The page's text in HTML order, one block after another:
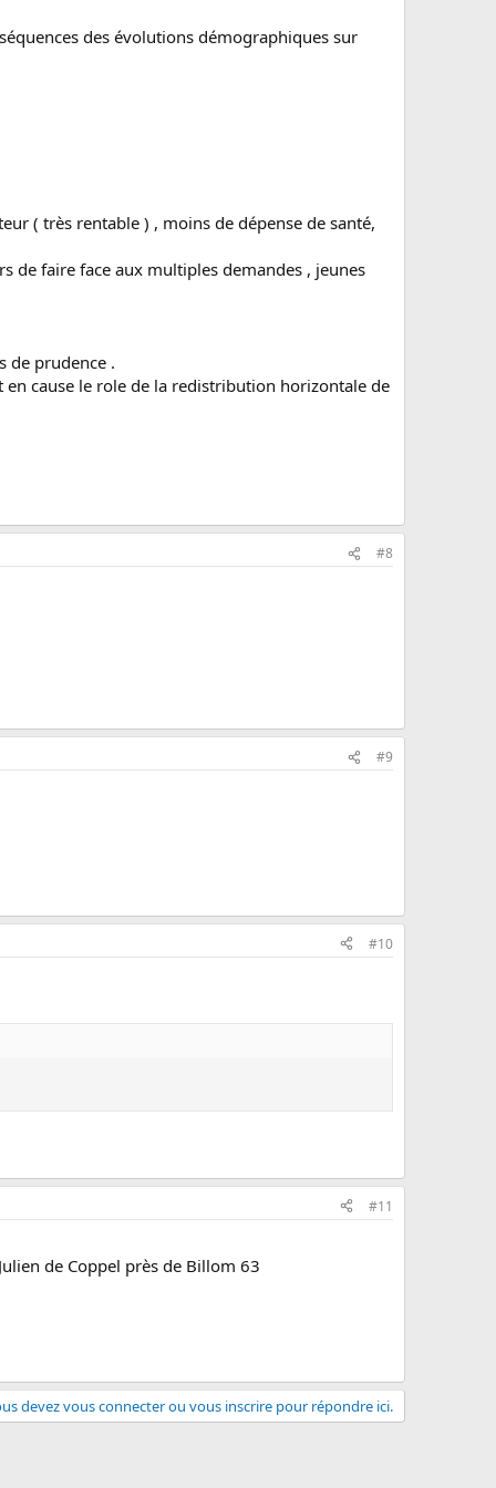
des évolutions démographiques sur
( très rentable ) , moins de dépense de santé,
de faire face aux multiples demandes , jeunes
de prudence .
cause le role de la redistribution horizontale de
#8
#9
#10
#11
de Coppel près de Billom 63
devez vous connecter ou vous inscrire pour répondre ici.